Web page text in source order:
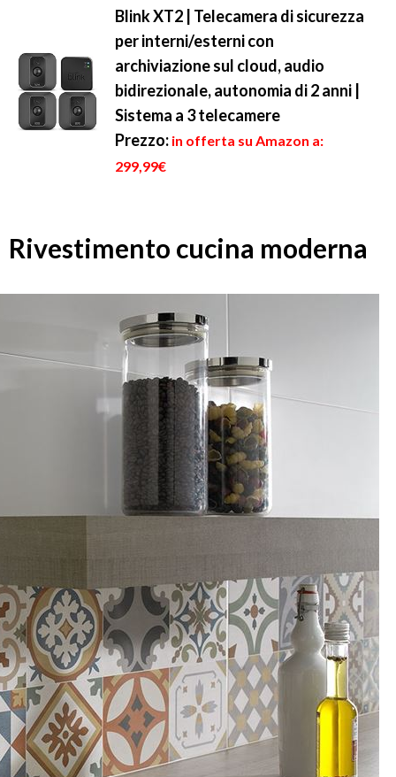
Blink XT2 | Telecamera di sicurezza
per interni/esterni con
archiviazione sul cloud, audio
bidirezionale, autonomia di 2 anni |
Sistema a 3 telecamere
Prezzo: in offerta su Amazon a:
299,99€
Rivestimento cucina moderna